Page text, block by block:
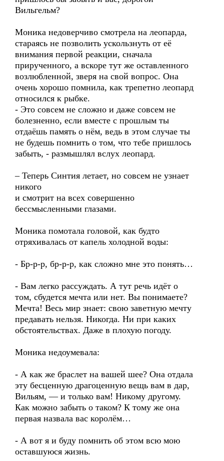
Вильгельм?
Моника недоверчиво смотрела на леопарда,
стараясь не позволить ускользнуть от её
внимания первой реакции, сначала
прирученного, а вскоре тут же оставленного
возлюбленной, зверя на свой вопрос. Она
очень хорошо помнила, как трепетно леопард
относился к рыбке.
- Это совсем не сложно и даже совсем не
болезненно, если вместе с прошлым ты
отдаёшь память о нём, ведь в этом случае ты
не будешь помнить о том, что тебе пришлось
забыть, - размышлял вслух леопард.
– Теперь Синтия летает, но совсем не узнает
никого
и смотрит на всех совершенно
бессмысленными глазами.
Моника помотала головой, как будто
отряхивалась от капель холодной воды:
- Бр-р-р, бр-р-р, как сложно мне это понять…
- Вам легко рассуждать. А тут речь идёт о
том, сбудется мечта или нет. Вы понимаете?
Мечта! Весь мир знает: свою заветную мечту
предавать нельзя. Никогда. Ни при каких
обстоятельствах. Даже в плохую погоду.
Моника недоумевала:
- А как же браслет на вашей шее? Она отдала
эту бесценную драгоценную вещь вам в дар,
Вильям, — и только вам! Никому другому.
Как можно забыть о таком? К тому же она
первая назвала вас королём…
- А вот я и буду помнить об этом всю мою
оставшуюся жизнь.